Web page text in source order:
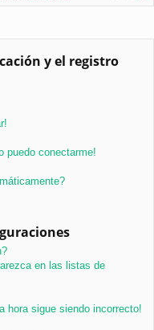
ifi
rs
ra
y el registro
puedo conectarme!
en las listas de
hora sigue siendo incorrecto!